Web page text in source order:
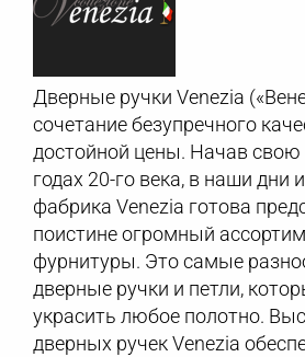
Дверные ручки Venezia
сочетание безупречного
достойной цены. Начав свою
годах 20-го века, в наши дни
фабрика Venezia готова
поистине огромный
фурнитуры. Это самые
дверные ручки и петли,
украсить любое полотно.
дверных ручек Venezia